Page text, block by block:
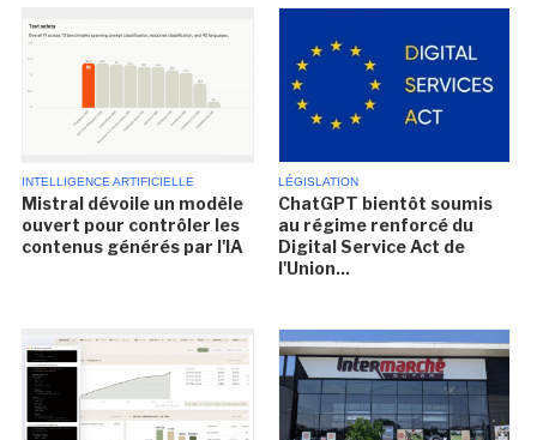
INTELLIGENCE ARTIFICIELLE
Mistral dévoile un modèle
ouvert pour contrôler les
contenus générés par l'IA
LÉGISLATION
ChatGPT bientôt soumis
au régime renforcé du
Digital Service Act de
l'Union...